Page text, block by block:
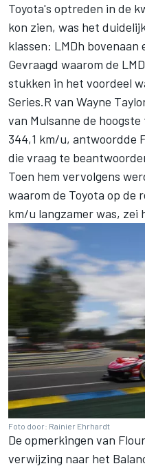
Toyota's optreden in de
kon zien, was het
klassen: LMDh bovenaan
Gevraagd waarom de
stukken in het voordeel
Series.R van Wayne
van Mulsanne de
344,1 km/u, antwoordde
die vraag te
Toen hem vervolgens
waarom de Toyota op de
km/u langzamer was, zei
Foto door: Rainier Ehrhardt
De opmerkingen van
verwijzing naar het